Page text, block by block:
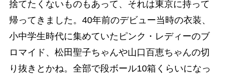
捨てたくないものもあって、それは東京に持って
帰ってきました。40年前のデビュー当時の衣装、
小中学生時代に集めていたピンク・レディーのブ
ロマイド、松田聖子ちゃんや山口百恵ちゃんの切
り抜きとかね。全部で段ボール10箱くらいになっ